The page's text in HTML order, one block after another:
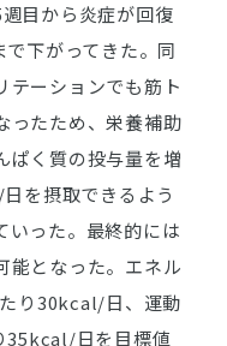
目から炎症が回復
下がってきた。同
テーションでも筋ト
ったため、栄養補助
ぱく質の投与量を増
を摂取できるよう
いった。最終的には
能となった。エネル
り30kcal/日、運動
35kcal/日を目標値